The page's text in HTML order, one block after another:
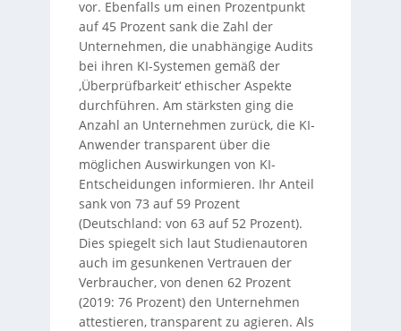
vor. Ebenfalls um einen Prozentpunkt
auf 45 Prozent sank die Zahl der
Unternehmen, die unabhängige Audits
bei ihren KI-Systemen gemäß der
‚Überprüfbarkeit‘ ethischer Aspekte
durchführen. Am stärksten ging die
Anzahl an Unternehmen zurück, die KI-
Anwender transparent über die
möglichen Auswirkungen von KI-
Entscheidungen informieren. Ihr Anteil
sank von 73 auf 59 Prozent
(Deutschland: von 63 auf 52 Prozent).
Dies spiegelt sich laut Studienautoren
auch im gesunkenen Vertrauen der
Verbraucher, von denen 62 Prozent
(2019: 76 Prozent) den Unternehmen
attestieren, transparent zu agieren. Als